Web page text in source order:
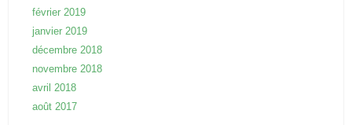
février 2019
janvier 2019
décembre 2018
novembre 2018
avril 2018
août 2017